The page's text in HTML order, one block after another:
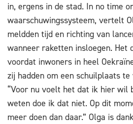
in, ergens in de stad. In no time
waarschuwingssysteem, vertelt
meldden tijd en richting van
wanneer raketten insloegen. Het
voordat inwoners in heel
zij hadden om een schuilplaats te
“Voor nu voelt het dat ik hier wil
weten doe ik dat niet. Op dit
meer doen dan daar.” Olga is